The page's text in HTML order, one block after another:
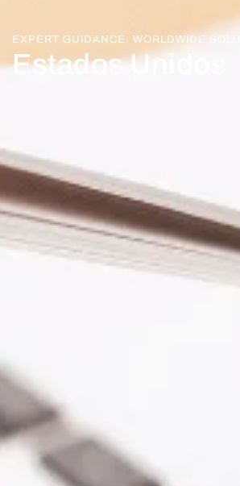
EXPERT GUIDANCE. WORLDWIDE
Estados Unidos